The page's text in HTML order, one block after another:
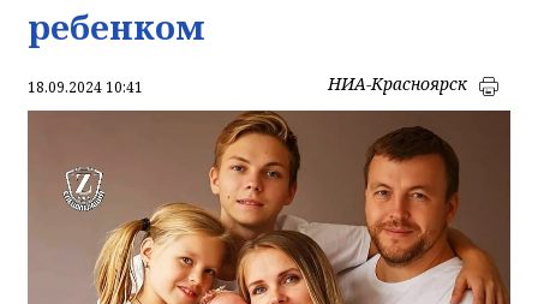
ребенком
18.09.2024 10:41 НИА-Красноярск